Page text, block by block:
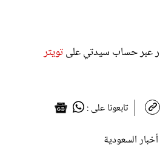
عبر حساب سيدتي علىتويتر
تابعونا على :
أخبار السعودية